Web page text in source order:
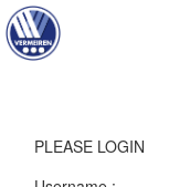
PLEASE LOGIN